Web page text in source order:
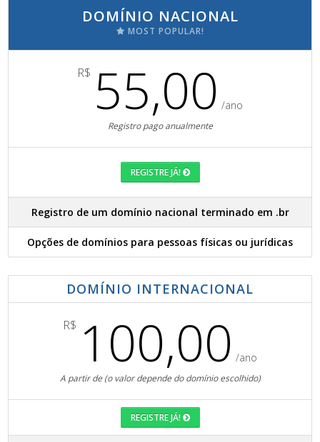
DOMÍNIO NACIONAL
MOST POPULAR!
R$ 55,00 /ano
Registro pago anualmente
REGISTRE JÁ!
Registro de um domínio nacional terminado em .br
Opções de domínios para pessoas físicas ou jurídicas
DOMÍNIO INTERNACIONAL
R$ 100,00 /ano
A partir de (o valor depende do domínio escolhido)
REGISTRE JÁ!